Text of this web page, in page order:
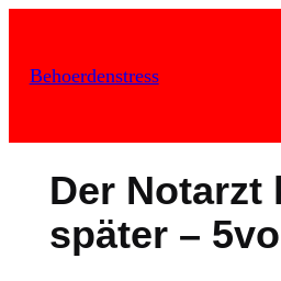
springen
Behoerdenstress
Der Notarzt
später –